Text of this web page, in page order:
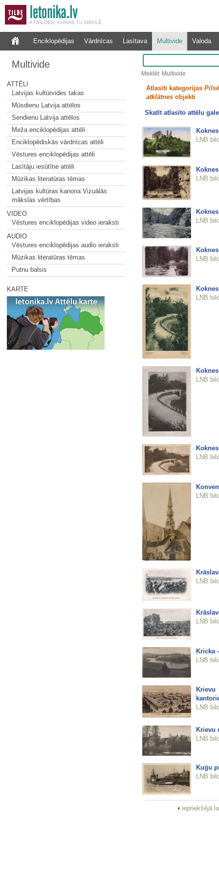
Enciklopēdijas Vārdnīcas Lasītava Multivide Valoda
Multivide
ATTĒLI
Latvijas kultūrvides takas
Mūsdienu Latvija attēlos
Sendienu Latvija attēlos
Meža enciklopēdijas attēli
Enciklopēdiskās vārdnīcas attēli
Vēstures enciklopēdijas attēli
Lasītāju iesūtītie attēli
Mūzikas literatūras tēmas
Latvijas kultūras kanona Vizuālās
mākslas vērtības
VIDEO
Vēstures enciklopēdijas video ieraksti
AUDIO
Vēstures enciklopēdijas audio ieraksti
Mūzikas literatūras tēmas
Putnu balsis
KARTE
Meklēt: Multivide
Atlasīti kategorijas
atklātnesobjekti
Skatīt atlasīto attēlu
LNB
LNB
LNB
LNB
LNB
LNB
LNB
LNB
LNB
LNB
Kricka
LNB
LNB
Krievu
LNB
Kuģu
LNB
iepriekšējā